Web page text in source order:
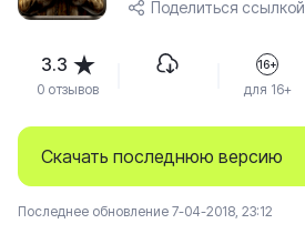
Поделиться ссылкой
Скачать последнюю версию
Последнее обновление 7-04-2018, 23:12
3.3
0 отзывов
16+
для 16+